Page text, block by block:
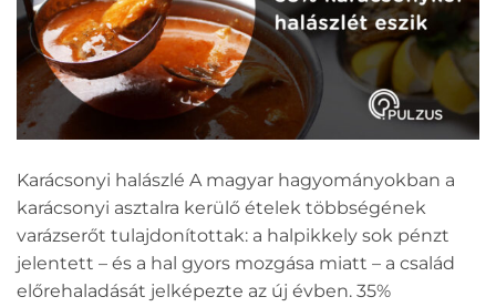
Karácsonyi halászlé A magyar hagyományokban a
karácsonyi asztalra kerülő ételek többségének
varázserőt tulajdonítottak: a halpikkely sok pénzt
jelentett – és a hal gyors mozgása miatt – a család
előrehaladását jelképezte az új évben. 35%